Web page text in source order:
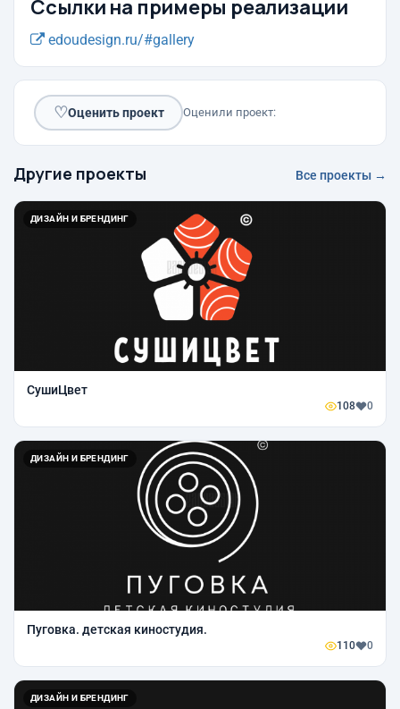
Ссылки на примеры реализации
edoudesign.ru/#gallery
♡Оценить проект Оценили проект:
Другие проекты Все проекты →
ДИЗАЙН И БРЕНДИНГ
СушиЦвет
108 0
ДИЗАЙН И БРЕНДИНГ
Пуговка. детская киностудия.
110 0
ДИЗАЙН И БРЕНДИНГ